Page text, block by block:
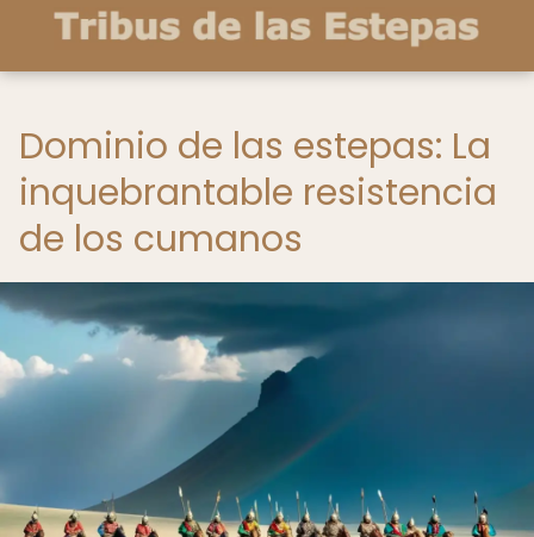
Dominio de las estepas: La
inquebrantable resistencia
de los cumanos